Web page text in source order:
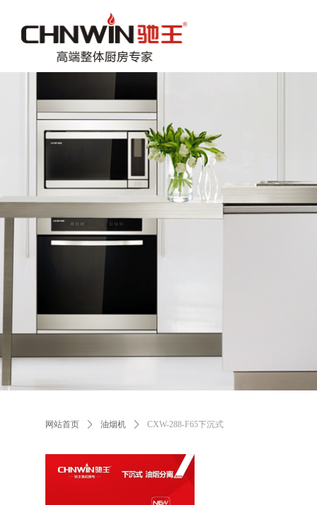
网站首页 ꄲ 油烟机 ꄲ CXW-288-F65下沉式